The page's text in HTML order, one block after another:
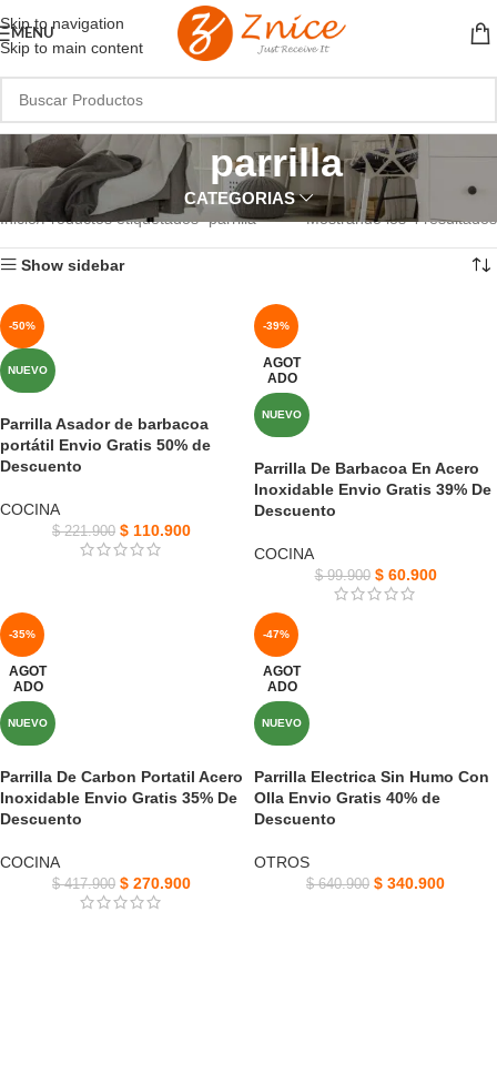
Skip to navigation
Skip to main content
MENU
parrilla
CATEGORIAS
Inicio Productos etiquetados “parrilla” Mostrando los 4 resultados
Show sidebar
-50%
NUEVO
Parrilla Asador de barbacoa
portátil Envio Gratis 50% de
Descuento
COCINA
$221.900 $ 110.900
-39%
AGOT
ADO
NUEVO
Parrilla De Barbacoa En Acero
Inoxidable Envio Gratis 39% De
Descuento
COCINA
$99.900 $60.900
-35%
AGOT
ADO
NUEVO
Parrilla De Carbon Portatil Acero
Inoxidable Envio Gratis 35% De
Descuento
COCINA
$417.900 $ 270.900
-47%
AGOT
ADO
NUEVO
Parrilla Electrica Sin Humo Con
Olla Envio Gratis 40% de
Descuento
OTROS
$640.900 $ 340.900